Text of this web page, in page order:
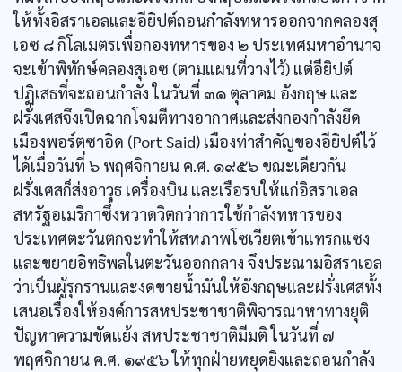
ให้ทั้งอิสราเอลและอียิปต์ถอนกำลังทหารออกจากคลองสุ
เอซ ๘ กิโลเมตรเพื่อกองทหารของ ๒ ประเทศมหาอำนาจ
จะเข้าพิทักษ์คลองสุเอซ (ตามแผนที่วางไว้) แต่อียิปต์
ปฏิเสธที่จะถอนกำลัง ในวันที่ ๓๑ ตุลาคม อังกฤษ และ
ฝรั่งเศสจึงเปิดฉากโจมตีทางอากาศและส่งกองกำลังยึด
เมืองพอร์ตซาอิด (Port Said) เมืองท่าสำคัญของอียิปต์ไว้
ได้เมื่อวันที่ ๖ พฤศจิกายน ค.ศ. ๑๙๕๖ ขณะเดียวกัน
ฝรั่งเศสก็ส่งอาวุธ เครื่องบิน และเรือรบให้แก่อิสราเอล
สหรัฐอเมริกาซึ่งหวาดวิตกว่าการใช้กำลังทหารของ
ประเทศตะวันตกจะทำให้สหภาพโซเวียตเข้าแทรกแซง
และขยายอิทธิพลในตะวันออกกลาง จึงประณามอิสราเอล
ว่าเป็นผู้รุกรานและงดขายนํ้ามันให้อังกฤษและฝรั่งเศสทั้ง
เสนอเรื่องให้องค์การสหประชาชาติพิจารณาหาทางยุติ
ปัญหาความขัดแย้ง สหประชาชาติมีมติ ในวันที่ ๗
พฤศจิกายน ค.ศ. ๑๙๕๖ ให้ทุกฝ่ายหยุดยิงและถอนกำลัง